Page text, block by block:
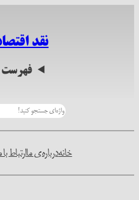
نقد
خانهدرباره‌ی ماارتباط